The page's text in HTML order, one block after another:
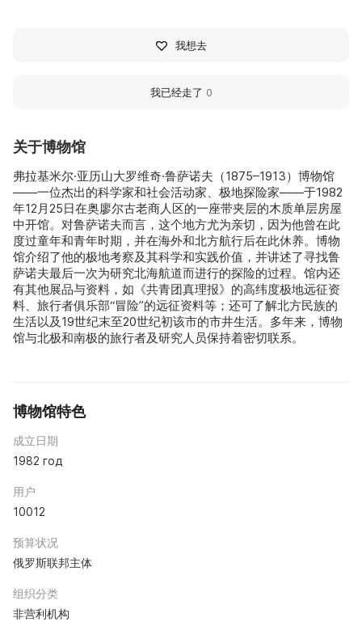
关于博物馆
弗拉基米尔·亚历山大罗维奇·鲁萨诺夫（1875–1913）博物馆
——一位杰出的科学家和社会活动家、极地探险家——于1982
年12月25日在奥廖尔古老商人区的一座带夹层的木质单层房屋
中开馆。对鲁萨诺夫而言，这个地方尤为亲切，因为他曾在此
度过童年和青年时期，并在海外和北方航行后在此休养。博物
馆介绍了他的极地考察及其科学和实践价值，并讲述了寻找鲁
萨诺夫最后一次为研究北海航道而进行的探险的过程。馆内还
有其他展品与资料，如《共青团真理报》的高纬度极地远征资
料、旅行者俱乐部“冒险”的远征资料等；还可了解北方民族的
生活以及19世纪末至20世纪初该市的市井生活。多年来，博物
馆与北极和南极的旅行者及研究人员保持着密切联系。
博物馆特色
成立日期
1982 год
用户
10012
预算状况
俄罗斯联邦主体
组织分类
非营利机构
我想去
我已经走了 0